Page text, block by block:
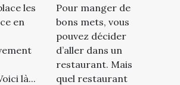
les
en
là...
Pour manger de
bons mets, vous
pouvez décider
d’aller dans un
restaurant. Mais
quel restaurant